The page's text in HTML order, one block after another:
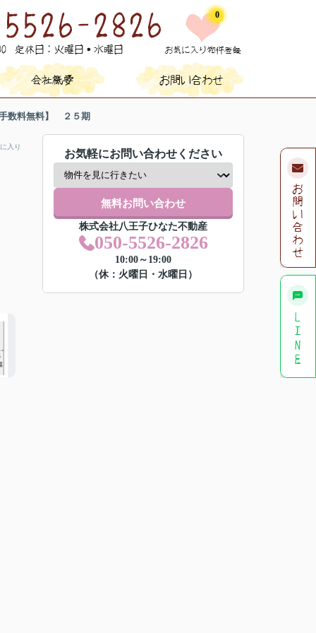
0
数料無料】 ２５期
入り
お気軽にお問い合わせください
無料お問い合わせ
株式会社八王子ひなた不動産
050-5526-2826
10:00～19:00
（休：火曜日・水曜日）